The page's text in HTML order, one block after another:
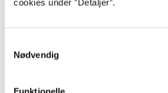
cookies under ”Detaljer”.
Nødvendig
Funktionelle
...